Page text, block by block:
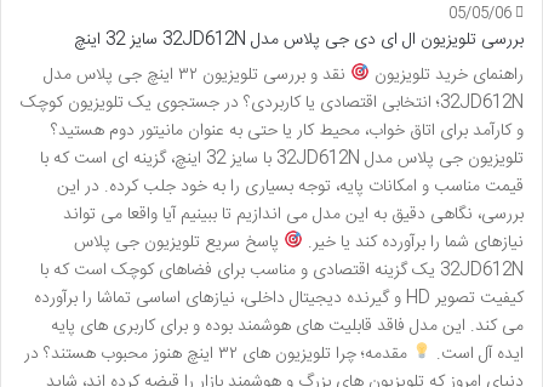
05/05/06
بررسی تلویزیون ال ای دی جی پلاس مدل 32JD612N سایز 32 اینچ
راهنمای خرید تلویزیون
نقد و بررسی تلویزیون ۳۲ اینچ جی پلاس مدل
32JD612N؛ انتخابی اقتصادی یا کاربردی؟ در جستجوی یک تلویزیون کوچک
و کارآمد برای اتاق خواب، محیط کار یا حتی به عنوان مانیتور دوم هستید؟
تلویزیون جی پلاس مدل 32JD612N با سایز 32 اینچ، گزینه ای است که با
قیمت مناسب و امکانات پایه، توجه بسیاری را به خود جلب کرده. در این
بررسی، نگاهی دقیق به این مدل می اندازیم تا ببینیم آیا واقعا می تواند
نیازهای شما را برآورده کند یا خیر.
پاسخ سریع تلویزیون جی پلاس
32JD612N یک گزینه اقتصادی و مناسب برای فضاهای کوچک است که با
کیفیت تصویر HD و گیرنده دیجیتال داخلی، نیازهای اساسی تماشا را برآورده
می کند. این مدل فاقد قابلیت های هوشمند بوده و برای کاربری های پایه
ایده آل است.
مقدمه؛ چرا تلویزیون های ۳۲ اینچ هنوز محبوب هستند؟ در